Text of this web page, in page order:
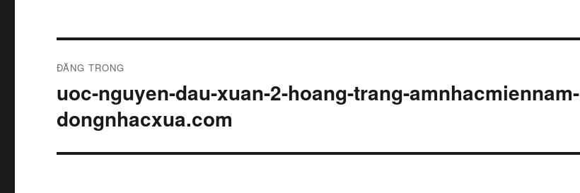
hướng
bài
ĐĂNG TRONG
uoc-nguyen-dau-xuan-2-hoang-trang-amnhacmiennam-
dongnhacxua.com